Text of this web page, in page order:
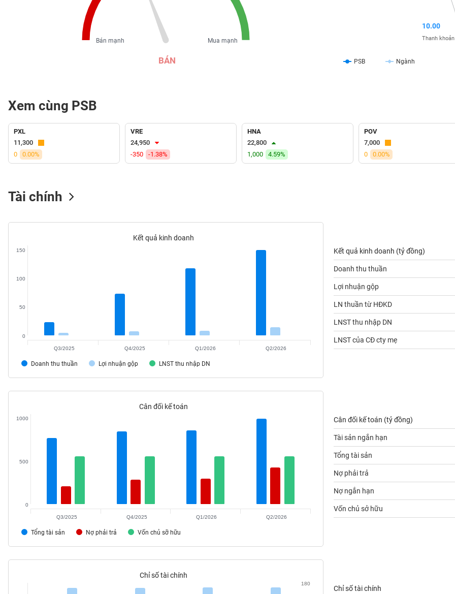
BÁN
Mua mạnh
Bán mạnh
PSB Ngành
10.00
Thanh khoản
Xem cùng PSB
PXL
11,300
0
0.00%
VRE
24,950
-350
-1.38%
HNA
22,800
1,000
4.59%
POV
7,000
0
0.00%
Tài chính
Kết quả kinh doanh
Doanh thu thuần Lợi nhuận gộp LNST thu nhập DN
0
50
100
150
Q3/2025 Q4/2025 Q1/2026 Q2/2026
Kết quả kinh doanh (tỷ đồng)
Doanh thu thuần
Lợi nhuận gộp
LN thuần từ HĐKD
LNST thu nhập DN
LNST của CĐ cty mẹ
Cân đối kế toán
Tổng tài sản Nợ phải trả Vốn chủ sỡ hữu
0
500
1000
Q3/2025 Q4/2025 Q1/2026 Q2/2026
Cân đối kế toán (tỷ đồng)
Tài sản ngắn hạn
Tổng tài sản
Nợ phải trả
Nợ ngắn hạn
Vốn chủ sở hữu
Chỉ số tài chính
180
Chỉ số tài chính
(-)
VS-
SECTOR
NGUYÊN
NGHIỆP
TIÊU
TIÊU
THIẾT